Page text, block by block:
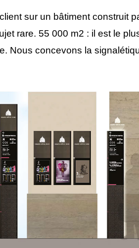
sur un bâtiment construit
rare. 55 000 m2 : il est le
Nous concevons la